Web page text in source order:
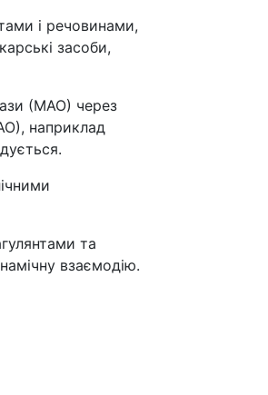
і речовинами,
засоби,
(МАО) через
наприклад
та
взаємодію.